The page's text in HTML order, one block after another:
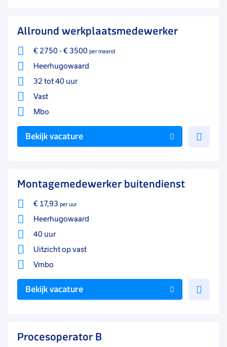
Allround werkplaatsmedewerker
€ 2750- € 3500 per maand
Heerhugowaard
32 tot 40 uur
Vast
Mbo
Bekijk vacature
Montagemedewerker buitendienst
€ 17,93 per uur
Heerhugowaard
40 uur
Uitzicht op vast
Vmbo
Bekijk vacature
Procesoperator B